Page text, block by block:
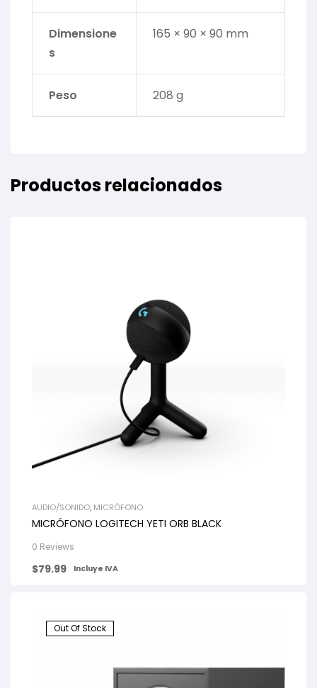
Dimensione
s
165 × 90 × 90 mm
Peso 208 g
Productos relacionados
AUDIO/SONIDO, MICRÓFONO
MICRÓFONO LOGITECH YETI ORB BLACK
0 Reviews
$79.99 Incluye IVA
Out Of Stock